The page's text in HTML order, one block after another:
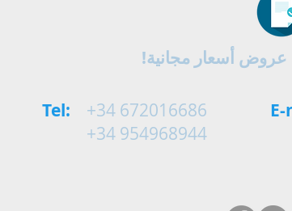
Tel:
+34 672016686
+34 954968944
عروض أسعار مجانية!